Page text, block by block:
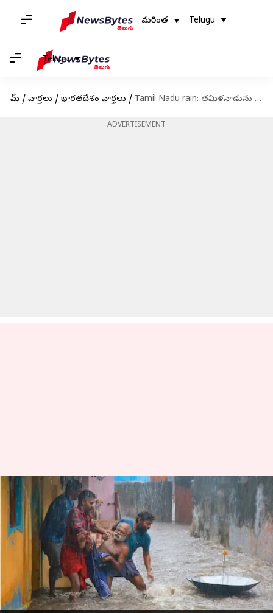
మరింత Telugu
Telugu
హోమ్ / వార్తలు / భారతదేశం వార్తలు / Tamil Nadu rain: తమిళనాడును ముంచెత్తున్న భారీ వర్షాలు.. విద్యాలయాలకు సెలవు.. ముగ్గురు మృతి
ADVERTISEMENT
Tamil Nadu rain: తమిళనాడును
ముంచెత్తున్న భారీ వర్షాలు..
విద్యాలయాలకు సెలవు.. ముగ్గురు
మృతి
Sirish Praharaju Dec 19, 2023 08:46 am
ఈ వార్తాకథనం ఏంటి